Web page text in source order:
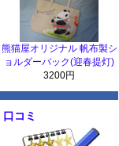
熊猫屋オリジナル 帆布製シ
ョルダーバック(迎春提灯)
3200円
口コミ